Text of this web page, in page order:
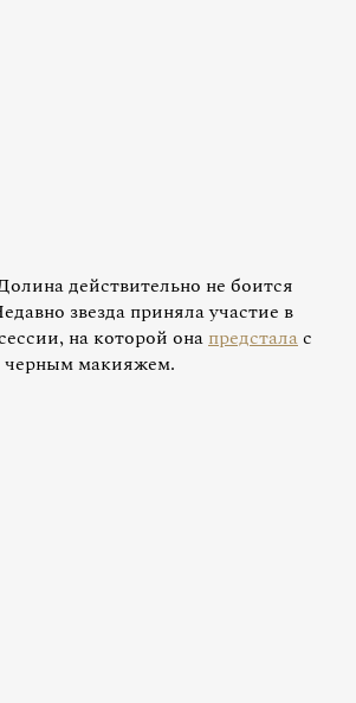
действительно не боится
звезда приняла участие в
на которой онапредсталас
черным макияжем.